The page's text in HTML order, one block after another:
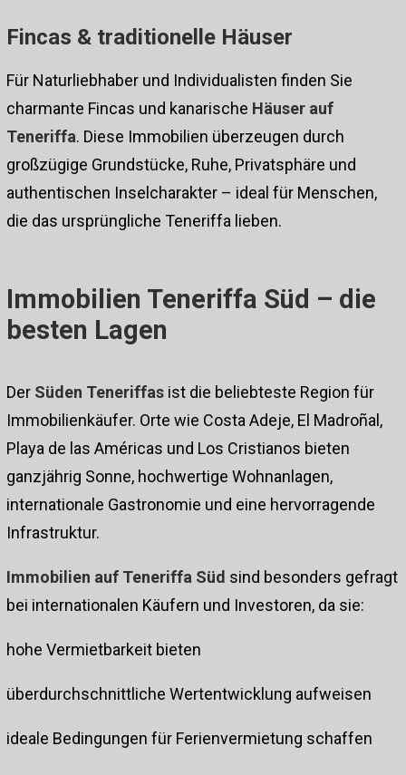
Fincas & traditionelle Häuser
Für Naturliebhaber und Individualisten finden Sie
charmante Fincas und kanarische Häuser auf
Teneriffa. Diese Immobilien überzeugen durch
großzügige Grundstücke, Ruhe, Privatsphäre und
authentischen Inselcharakter – ideal für Menschen,
die das ursprüngliche Teneriffa lieben.
Immobilien Teneriffa Süd – die
besten Lagen
Der Süden Teneriffas ist die beliebteste Region für
Immobilienkäufer. Orte wie Costa Adeje, El Madroñal,
Playa de las Américas und Los Cristianos bieten
ganzjährig Sonne, hochwertige Wohnanlagen,
internationale Gastronomie und eine hervorragende
Infrastruktur.
Immobilien auf Teneriffa Süd sind besonders gefragt
bei internationalen Käufern und Investoren, da sie:
hohe Vermietbarkeit bieten
überdurchschnittliche Wertentwicklung aufweisen
ideale Bedingungen für Ferienvermietung schaffen